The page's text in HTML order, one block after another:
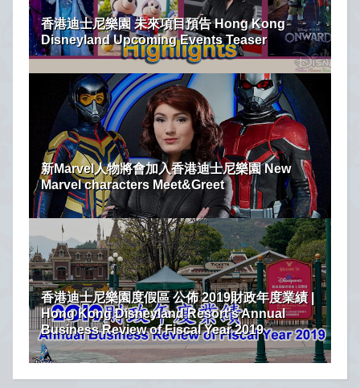
香港迪士尼樂園 未來項目預告 Hong Kong
Disneyland Upcoming Events Teaser
新Marvel人物將會加入香港迪士尼樂園 New
Marvel characters Meet&Greet
香港迪士尼樂園度假區 公佈 2019財政年度業績 |
Hong Kong Disneyland Resort's Annual
Business Review of Fiscal Year 2019